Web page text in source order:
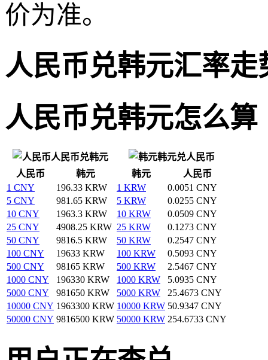
价为准。
人民币兑韩元汇率走
人民币兑韩元怎么算
人民币兑韩元
韩元兑人民币
人民币
韩元 韩元
人民币
1 CNY
196.33 KRW 1 KRW
0.0051 CNY
5 CNY
981.65 KRW 5 KRW
0.0255 CNY
10 CNY
1963.3 KRW 10 KRW
0.0509 CNY
25 CNY
4908.25 KRW 25 KRW
0.1273 CNY
50 CNY
9816.5 KRW 50 KRW
0.2547 CNY
100 CNY
19633 KRW 100 KRW
0.5093 CNY
500 CNY
98165 KRW 500 KRW
2.5467 CNY
1000 CNY
196330 KRW 1000 KRW
5.0935 CNY
5000 CNY
981650 KRW 5000 KRW
25.4673 CNY
10000 CNY 1963300 KRW 10000 KRW 50.9347 CNY
50000 CNY 9816500 KRW 50000 KRW 254.6733 CNY